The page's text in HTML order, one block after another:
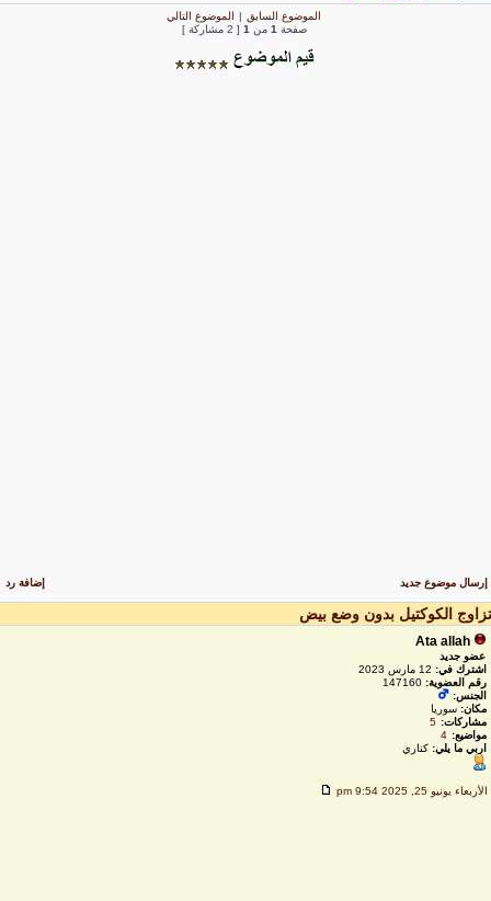
الموضوع السابق| الموضوع التالي
صفحة1 من [ 2 مشاركة ]
إرسال موضوع جديد إضافة رد
الكوكتيل بدون وضع بيض
Ata allah
عضو جديد
اشترك في:12 مارس 2023
رقم العضوية:147160
الجنس:
مكان:سوريا
مشاركات:
5
مواضيع:
4
اربي ما يلي:كناري
الأربعاء يونيو 25, 2025 9:54 pm